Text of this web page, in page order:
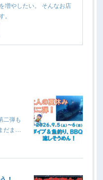
増やしたい。 そんなお店
。
二弾も
だま…